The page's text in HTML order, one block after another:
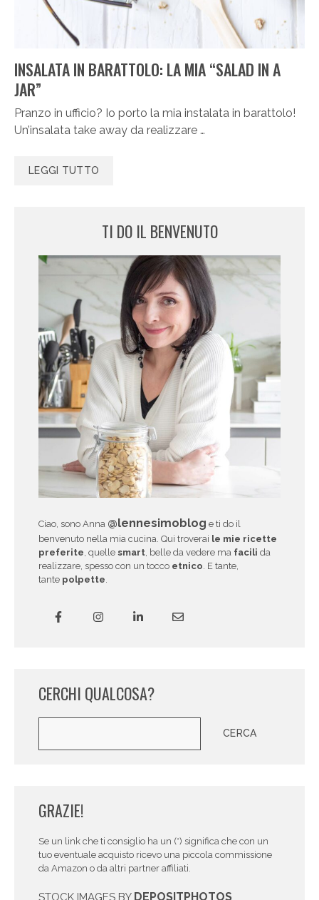
INSALATA IN BARATTOLO: LA MIA “SALAD IN A
JAR”
Pranzo in ufficio? Io porto la mia instalata in barattolo!
Un’insalata take away da realizzare …
LEGGI TUTTO
TI DO IL BENVENUTO
Ciao, sono Anna @lennesimoblog e ti do il
benvenuto nella mia cucina. Qui troverai le mie ricette
preferite, quelle smart, belle da vedere ma facili da
realizzare, spesso con un tocco etnico. E tante,
tante polpette.
CERCHI QUALCOSA?
CERCA
GRAZIE!
Se un link che ti consiglio ha un (*) significa che con un
tuo eventuale acquisto ricevo una piccola commissione
da Amazon o da altri partner affiliati.
STOCK IMAGES BY DEPOSITPHOTOS